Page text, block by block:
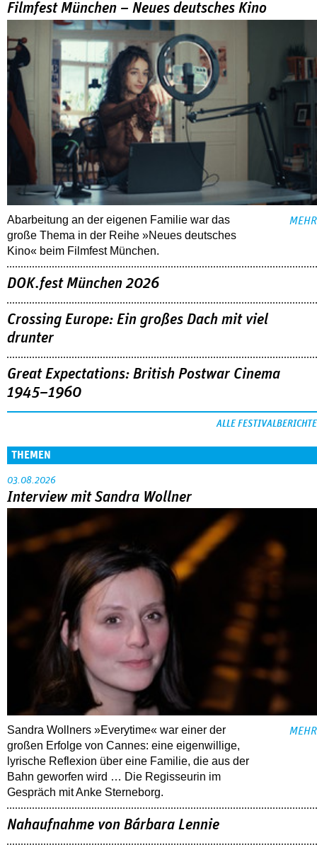
Filmfest München – Neues deutsches Kino
Abarbeitung an der eigenen Familie war das
große Thema in der Reihe »Neues deutsches
Kino« beim Filmfest München.
MEHR
DOK.fest München 2026
Crossing Europe: Ein großes Dach mit viel
drunter
Great Expectations: British Postwar Cinema
1945–1960
ALLE FESTIVALBERICHTE
THEMEN
03.08.2026
Interview mit Sandra Wollner
Sandra Wollners »Everytime« war einer der
großen Erfolge von Cannes: eine eigenwillige,
lyrische Reflexion über eine ­Familie, die aus der
Bahn geworfen wird … Die Regisseurin im
Gespräch mit Anke Sterneborg.
MEHR
Nahaufnahme von Bárbara Lennie